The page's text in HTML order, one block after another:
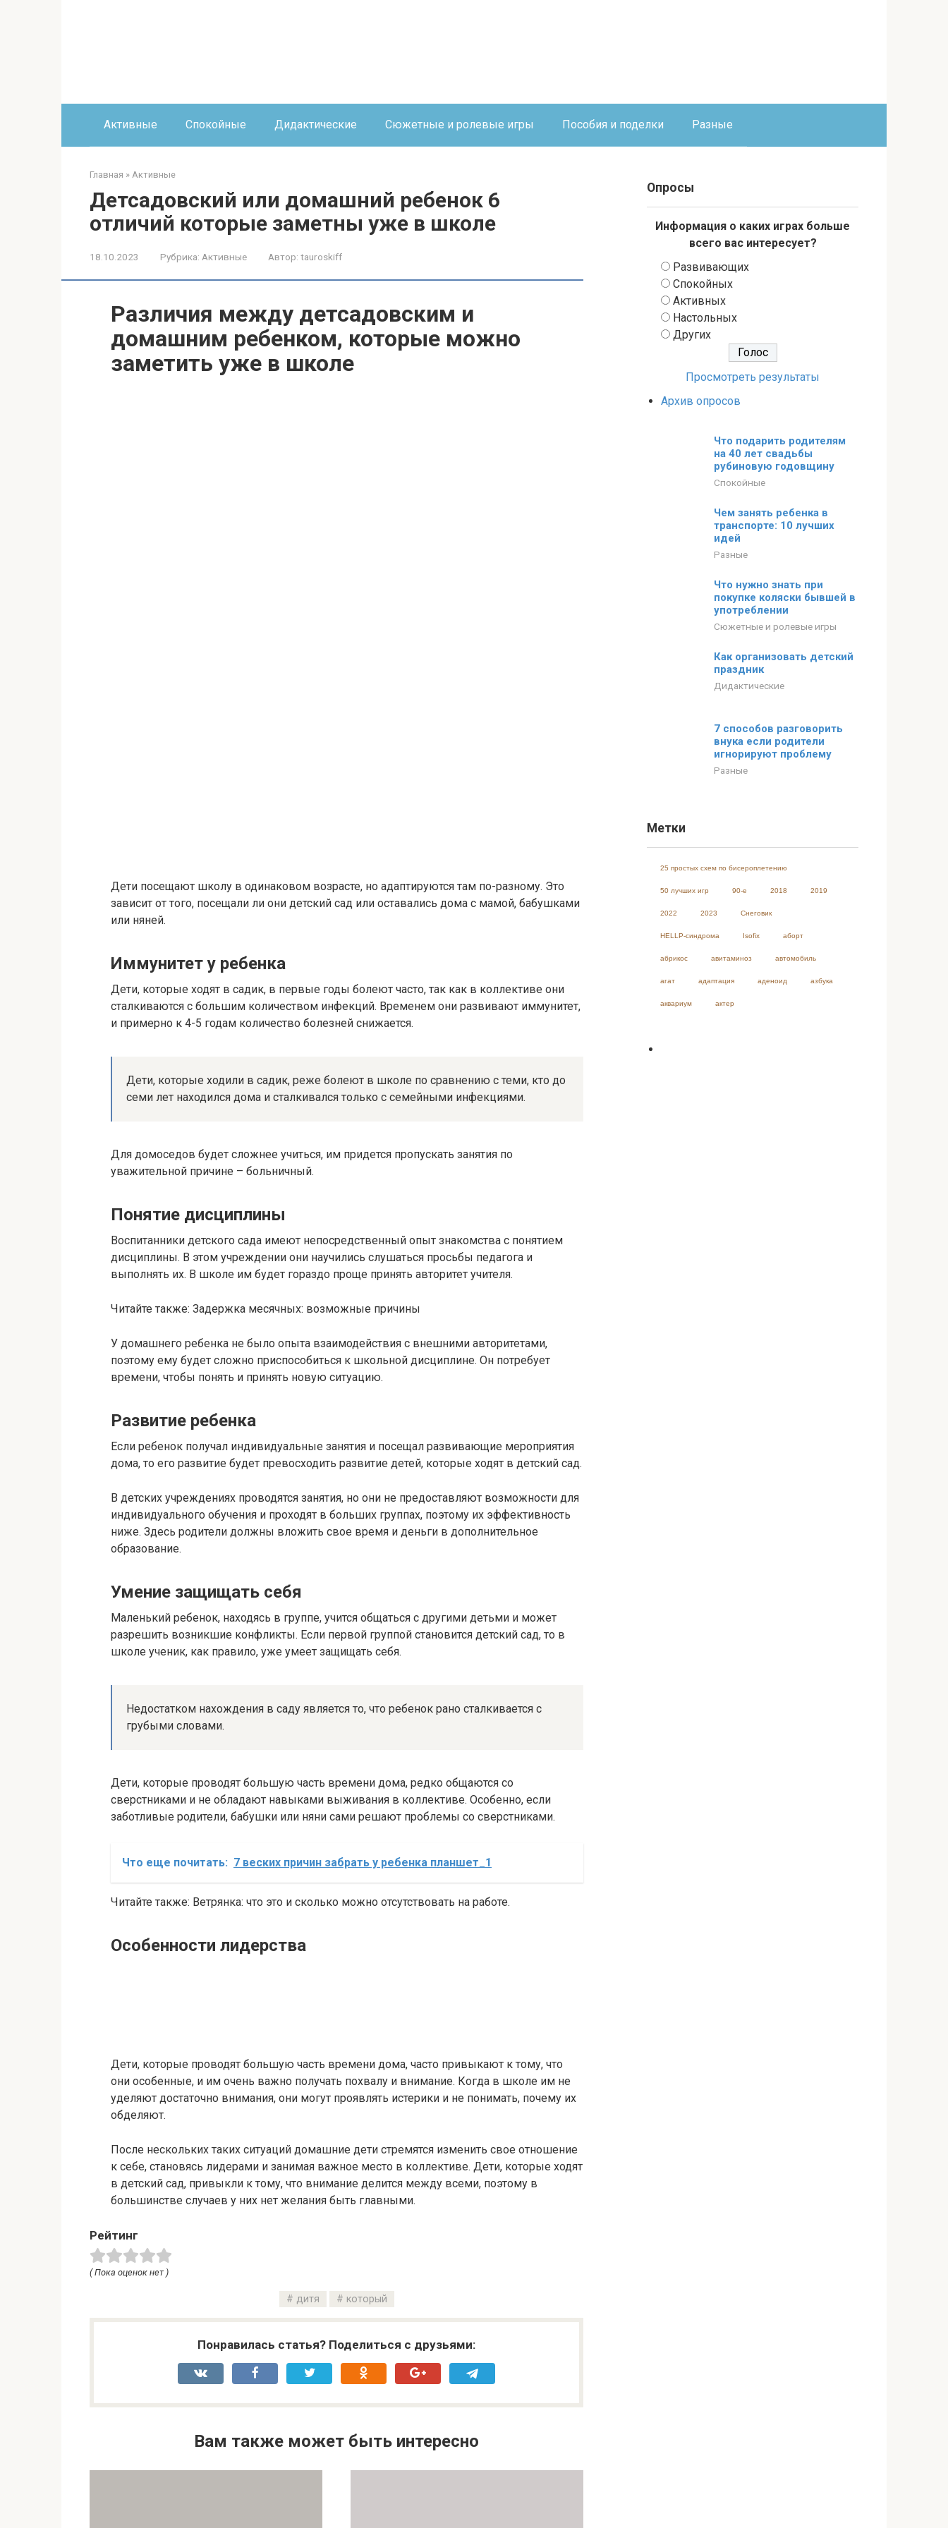
Активные Спокойные Дидактические Сюжетные и ролевые игры Пособия и поделки Разные
Главная » Активные
Детсадовский или домашний ребенок 6
отличий которые заметны уже в школе
18.10.2023 Рубрика: Активные Автор: tauroskiff
Различия между детсадовским и
домашним ребенком, которые можно
заметить уже в школе
Дети посещают школу в одинаковом возрасте, но адаптируются там по-разному. Это
зависит от того, посещали ли они детский сад или оставались дома с мамой, бабушками
или няней.
Иммунитет у ребенка
Дети, которые ходят в садик, в первые годы болеют часто, так как в коллективе они
сталкиваются с большим количеством инфекций. Временем они развивают иммунитет,
и примерно к 4-5 годам количество болезней снижается.
Дети, которые ходили в садик, реже болеют в школе по сравнению с теми, кто до
семи лет находился дома и сталкивался только с семейными инфекциями.
Для домоседов будет сложнее учиться, им придется пропускать занятия по
уважительной причине – больничный.
Понятие дисциплины
Воспитанники детского сада имеют непосредственный опыт знакомства с понятием
дисциплины. В этом учреждении они научились слушаться просьбы педагога и
выполнять их. В школе им будет гораздо проще принять авторитет учителя.
Читайте также: Задержка месячных: возможные причины
У домашнего ребенка не было опыта взаимодействия с внешними авторитетами,
поэтому ему будет сложно приспособиться к школьной дисциплине. Он потребует
времени, чтобы понять и принять новую ситуацию.
Развитие ребенка
Если ребенок получал индивидуальные занятия и посещал развивающие мероприятия
дома, то его развитие будет превосходить развитие детей, которые ходят в детский сад.
В детских учреждениях проводятся занятия, но они не предоставляют возможности для
индивидуального обучения и проходят в больших группах, поэтому их эффективность
ниже. Здесь родители должны вложить свое время и деньги в дополнительное
образование.
Умение защищать себя
Маленький ребенок, находясь в группе, учится общаться с другими детьми и может
разрешить возникшие конфликты. Если первой группой становится детский сад, то в
школе ученик, как правило, уже умеет защищать себя.
Недостатком нахождения в саду является то, что ребенок рано сталкивается с
грубыми словами.
Дети, которые проводят большую часть времени дома, редко общаются со
сверстниками и не обладают навыками выживания в коллективе. Особенно, если
заботливые родители, бабушки или няни сами решают проблемы со сверстниками.
Что еще почитать: 7 веских причин забрать у ребенка планшет_1
Читайте также: Ветрянка: что это и сколько можно отсутствовать на работе.
Особенности лидерства
Дети, которые проводят большую часть времени дома, часто привыкают к тому, что
они особенные, и им очень важно получать похвалу и внимание. Когда в школе им не
уделяют достаточно внимания, они могут проявлять истерики и не понимать, почему их
обделяют.
После нескольких таких ситуаций домашние дети стремятся изменить свое отношение
к себе, становясь лидерами и занимая важное место в коллективе. Дети, которые ходят
в детский сад, привыкли к тому, что внимание делится между всеми, поэтому в
большинстве случаев у них нет желания быть главными.
Рейтинг
( Пока оценок нет )
дитя который
Понравилась статья? Поделиться с друзьями:
Вам также может быть интересно
Опросы
Информация о каких играх больше
всего вас интересует?
Развивающих
Спокойных
Активных
Настольных
Других
Просмотреть результаты
Архив опросов
Что подарить родителям
на 40 лет свадьбы
рубиновую годовщину
Спокойные
Чем занять ребенка в
транспорте: 10 лучших
идей
Разные
Что нужно знать при
покупке коляски бывшей в
употреблении
Сюжетные и ролевые игры
Как организовать детский
праздник
Дидактические
7 способов разговорить
внука если родители
игнорируют проблему
Разные
Метки
25 простых схем по бисероплетению
50 лучших игр 90-е 2018 2019
2022 2023 Cнеговик
HELLP-синдрома Isofix аборт
абрикос авитаминоз автомобиль
агат адаптация аденоид азбука
аквариум актер